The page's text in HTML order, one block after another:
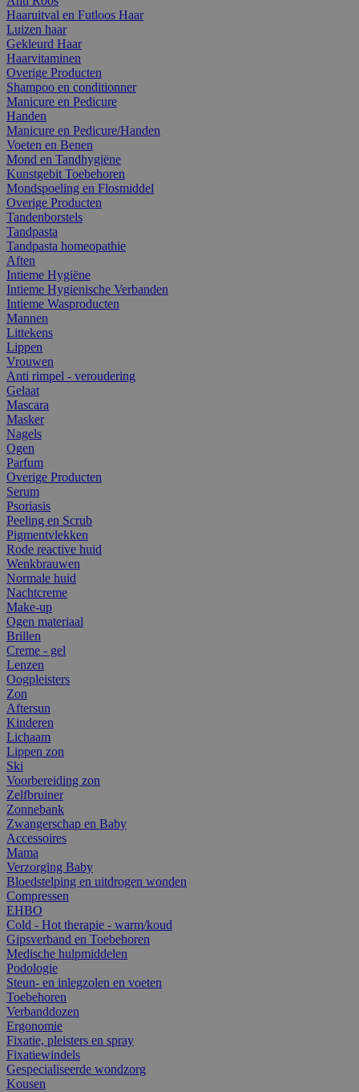
Haaruitval en Futloos Haar
Luizen haar
Gekleurd Haar
Haarvitaminen
Overige Producten
Shampoo en conditionner
Manicure en Pedicure
Handen
Manicure en Pedicure/Handen
Voeten en Benen
Mond en Tandhygiëne
Kunstgebit Toebehoren
Mondspoeling en Flosmiddel
Overige Producten
Tandenborstels
Tandpasta
Tandpasta homeopathie
Aften
Intieme Hygiëne
Intieme Hygienische Verbanden
Intieme Wasproducten
Mannen
Littekens
Lippen
Vrouwen
Anti rimpel - veroudering
Gelaat
Mascara
Masker
Nagels
Ogen
Parfum
Overige Producten
Serum
Psoriasis
Peeling en Scrub
Pigmentvlekken
Rode reactive huid
Wenkbrauwen
Normale huid
Nachtcreme
Make-up
Ogen materiaal
Brillen
Creme - gel
Lenzen
Oogpleisters
Zon
Aftersun
Kinderen
Lichaam
Lippen zon
Ski
Voorbereiding zon
Zelfbruiner
Zonnebank
Zwangerschap en Baby
Accessoires
Mama
Verzorging Baby
Bloedstelping en uitdrogen wonden
Compressen
EHBO
Cold - Hot therapie - warm/koud
Gipsverband en Toebehoren
Medische hulpmiddelen
Podologie
Steun- en inlegzolen en voeten
Toebehoren
Verbanddozen
Ergonomie
Fixatie, pleisters en spray
Fixatiewindels
Gespecialiseerde wondzorg
Kousen